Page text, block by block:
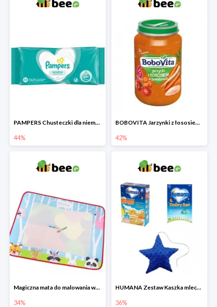
PAMPERS Chusteczki dla niemowląt Sensitive
44%
BOBOVITA Jarzynki z łososiem w pomidorach
42%
Magiczna mata do malowania wodą
34%
HUMANA Zestaw Kaszka mleczna + Mleko następne po 6. miesiącu + poduszka Gratis
36%